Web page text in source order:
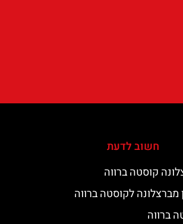
חשוב לדעת
קוסטה ברווה
מברצלונה לקוסטה ברווה
ברווה